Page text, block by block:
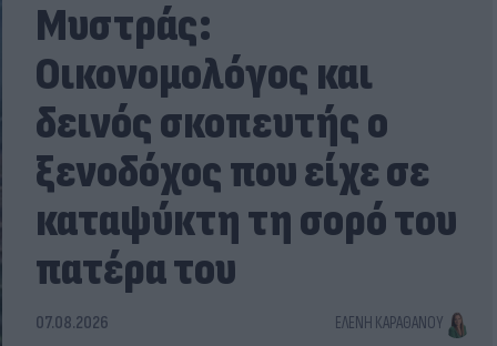
Μυστράς:
Οικονομολόγος και
δεινός σκοπευτής ο
ξενοδόχος που είχε σε
καταψύκτη τη σορό του
πατέρα του
07.08.2026 ΕΛΈΝΗ ΚΑΡΑΘΆΝΟΥ